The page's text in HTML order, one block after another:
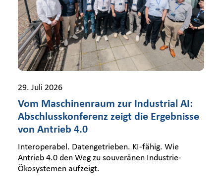
29. Juli 2026
Vom Maschinenraum zur Industrial AI:
Abschlusskonferenz zeigt die Ergebnisse
von Antrieb 4.0
Interoperabel. Datengetrieben. KI-fähig. Wie
Antrieb 4.0 den Weg zu souveränen Industrie-
Ökosystemen aufzeigt.